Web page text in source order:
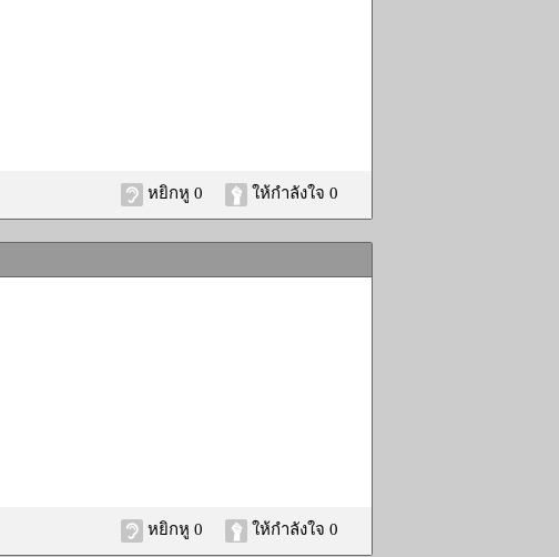
ให้กำลังใจ 0
หยิกหู 0
ให้กำลังใจ 0
หยิกหู 0